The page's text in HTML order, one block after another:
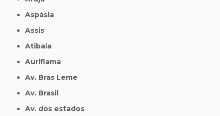
Aspásia
Assis
Atibaia
Auriflama
Av. Bras Leme
Av. Brasil
Av. dos estados